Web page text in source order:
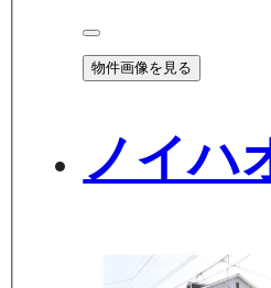
物件画像を見る
ノイハ